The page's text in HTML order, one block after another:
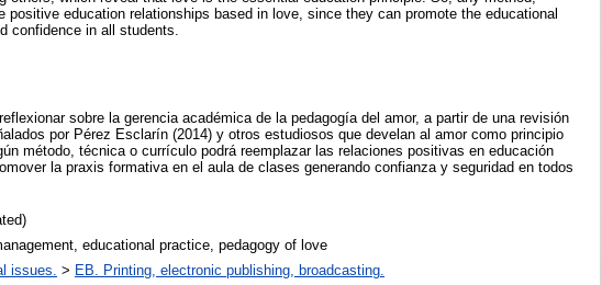
positive education relationships based in love, since they can promote the educational
confidence in all students.
sobre la gerencia académica de la pedagogía del amor, a partir de una revisión
por Pérez Esclarín (2014) y otros estudiosos que develan al amor como principio
método, técnica o currículo podrá reemplazar las relaciones positivas en educación
la praxis formativa en el aula de clases generando confianza y seguridad en todos
educational practice, pedagogy of love
issues. > EB. Printing, electronic publishing, broadcasting.